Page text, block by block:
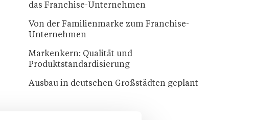
das Franchise-Unternehmen
Von der Familienmarke zum Franchise-
Unternehmen
Markenkern: Qualität und
Produktstandardisierung
Ausbau in deutschen Großstädten geplant